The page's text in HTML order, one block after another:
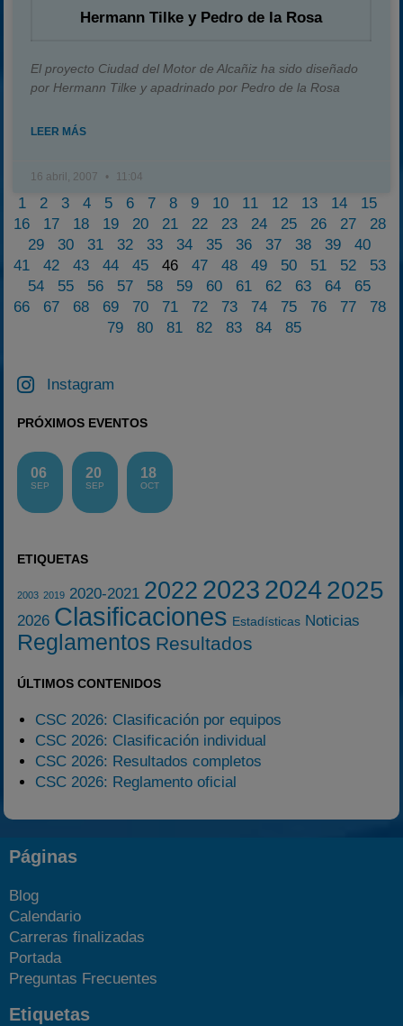
Hermann Tilke y Pedro de la Rosa
El proyecto Ciudad del Motor de Alcañiz ha sido diseñado
por Hermann Tilke y apadrinado por Pedro de la Rosa
LEER MÁS
16 abril, 2007 11:04
1 2 3 4 5 6 7 8 9 10 11 12 13 14
15
16
17 18 19 20 21 22 23 24 25 26 27
28
29
30 31 32 33 34 35 36 37 38 39
40
41
42 43 44 45 46 47 48 49 50 51 52
53
54
55 56 57 58 59 60 61 62 63 64
65
66
67 68 69 70 71 72 73 74 75 76 77
78
79
80 81 82 83 84 85
Instagram
PRÓXIMOS EVENTOS
06
SEP
20
SEP
18
OCT
ETIQUETAS
2003 2019 2020-2021 2022 2023 20242025
2026 Clasificaciones Estadísticas Noticias
Reglamentos Resultados
ÚLTIMOS CONTENIDOS
CSC 2026: Clasificación por equipos
CSC 2026: Clasificación individual
CSC 2026: Resultados completos
CSC 2026: Reglamento oficial
Páginas
Blog
Calendario
Carreras finalizadas
Portada
Preguntas Frecuentes
Etiquetas